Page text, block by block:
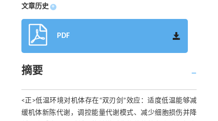
文章历史 +
PDF
摘要
<正>低温环境对机体存在“双刃剑”效应：适度低温能够减
缓机体新陈代谢，调控能量代谢模式、减少细胞损伤并降